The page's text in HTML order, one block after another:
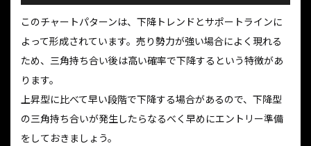
このチャートパターンは、下降トレンドとサポートラインに
よって形成されています。売り勢力が強い場合によく現れる
ため、三角持ち合い後は高い確率で下降するという特徴があ
ります。
上昇型に比べて早い段階で下降する場合があるので、下降型
の三角持ち合いが発生したらなるべく早めにエントリー準備
をしておきましょう。